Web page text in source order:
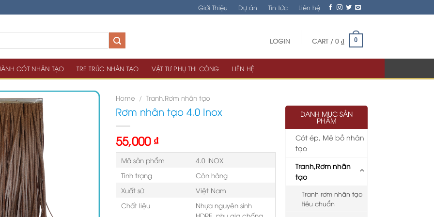
Giới Thiệu Dự án Tin tức Liên hệ
LOGIN CART /0 ₫ 0
CÓT NHÂN TẠO TRE TRÚC NHÂN TẠO VẬT TƯ PHỤ THI CÔNG LIÊN HỆ
Home / Tranh,Rơm nhân tạo
Rơm nhân tạo 4.0 Inox
55,000 ₫
Mã sản phẩm
4.0 INOX
Tình trạng
Còn hàng
Xuất sứ
Việt Nam
Chất liệu
Nhựa nguyên sinh
DANH MỤC SẢN
PHẨM
Cót ép, Mê bồ nhân
tạo
Tranh,Rơm nhân
tạo
Tranh rơm nhân tạo
tiêu chuẩn